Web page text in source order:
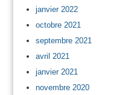
janvier 2022
octobre 2021
septembre 2021
avril 2021
janvier 2021
novembre 2020